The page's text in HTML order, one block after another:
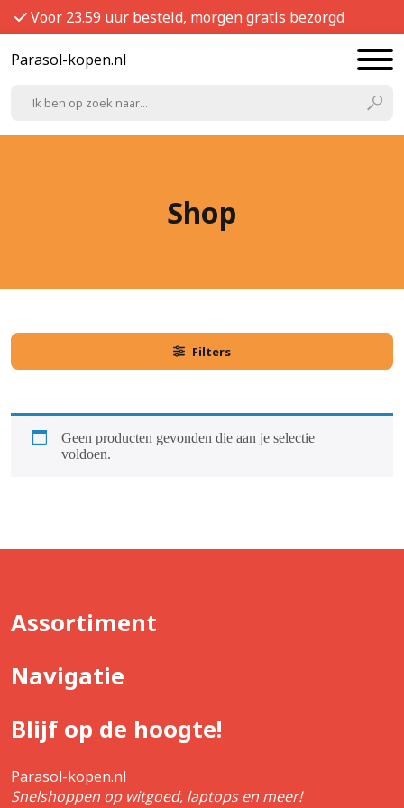
Voor 23.59 uur besteld, morgen gratis bezorgd
Parasol-kopen.nl
Shop
Filters
Geen producten gevonden die aan je selectie
voldoen.
Assortiment
Navigatie
Blijf op de hoogte!
Parasol-kopen.nl
Snelshoppen op witgoed, laptops en meer!